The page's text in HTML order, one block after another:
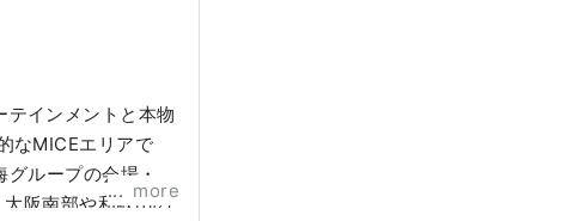
テインメントと本物
なMICEエリアで
阪南部や和歌山の
more